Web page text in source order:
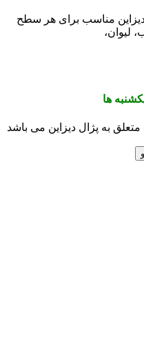
مناسب برای هر سطح
لیوان،
ها
به پژال دیزاین می باشد